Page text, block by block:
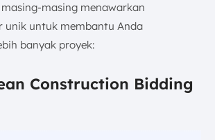
masing menawarkan
unik untuk membantu Anda
banyak proyek:
Construction Bidding